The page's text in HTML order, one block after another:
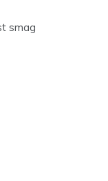
smag